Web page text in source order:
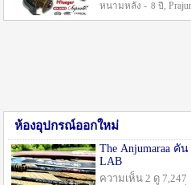
หนามหลัง - 8 ปี ,
ห้องอุปกรณ์ออกใหม่
The Anjumaraa คั
LAB
ความเห็น 2 ดู 7,247